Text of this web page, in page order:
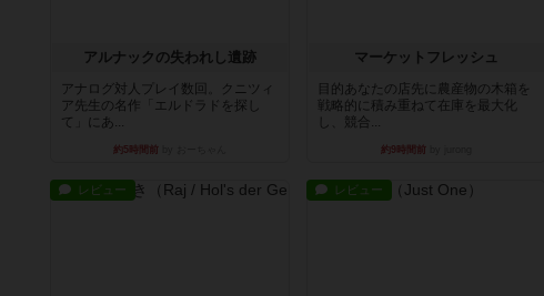
アルナックの失われし遺跡
アナログ対人プレイ数回。クニツィ
ア先生の名作「エルドラドを探し
て」にあ...
約5時間前
マーケットフレッシュ
目的あなたの店先に農産物の木箱を
戦略的に積み重ねて在庫を最大化
し、競合...
約9時間前
レビュー レビュー